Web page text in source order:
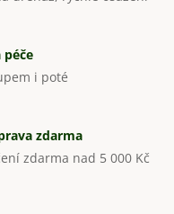
i poté
zdarma
zdarma nad 5 000 Kč